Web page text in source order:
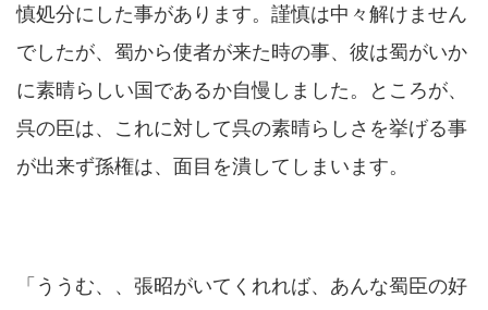
慎処分にした事があります。謹慎は中々解けません
でしたが、蜀から使者が来た時の事、彼は蜀がいか
に素晴らしい国であるか自慢しました。ところが、
呉の臣は、これに対して呉の素晴らしさを挙げる事
が出来ず孫権は、面目を潰してしまいます。
「ううむ、、張昭がいてくれれば、あんな蜀臣の好